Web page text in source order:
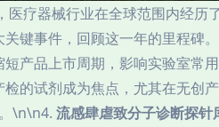
医疗器械行业在全球范围内经历
关键事件，回顾这一年的里程碑
短产品上市周期，影响实验室常
检的试剂成为焦点，尤其在无创
\n\n4. 流感肆虐致分子诊断探